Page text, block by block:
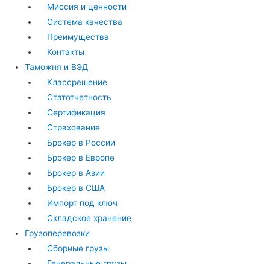
Миссия и ценности
Система качества
Преимущества
Контакты
Таможня и ВЭД
Классрешение
Статотчетность
Сертификация
Страхование
Брокер в России
Брокер в Европе
Брокер в Азии
Брокер в США
Импорт под ключ
Складское хранение
Грузоперевозки
Сборные грузы